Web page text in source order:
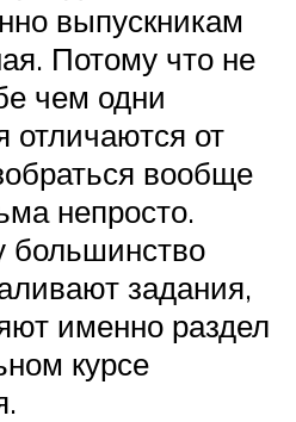
выпускникам
Потому что не
чем одни
отличаются от
вообще
непросто.
большинство
задания,
именно раздел
курсе